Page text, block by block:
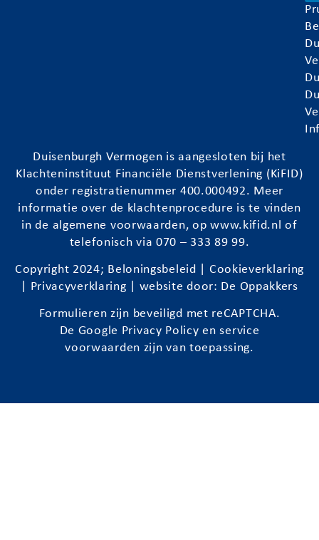
Duisenburgh Vermogen is aangesloten bij het
Klachteninstituut Financiële Dienstverlening (KiFID)
onder registratienummer 400.000492. Meer
informatie over de klachtenprocedure is te vinden
in de algemene voorwaarden, opwww.kifid.nl of
telefonisch via 070 – 333 89 99.
Copyright 2024; Beloningsbeleid
Cookieverklaring
Privacyverklaring | website door: De Oppakkers
Formulieren zijn beveiligd met reCAPTCHA.
De Google Privacy Policy enservice
voorwaarden zijn van toepassing.